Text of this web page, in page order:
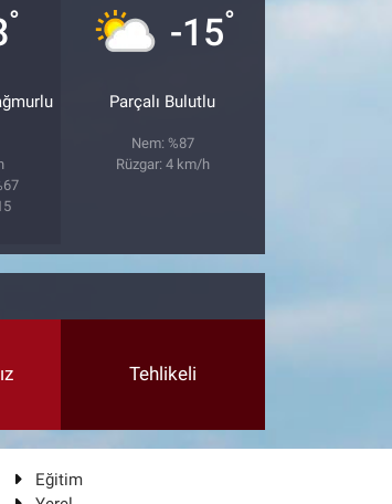
° -15°
Parçalı Bulutlu
Nem: %87
Rüzgar: 4 km/h
Tehlikeli
Eğitim